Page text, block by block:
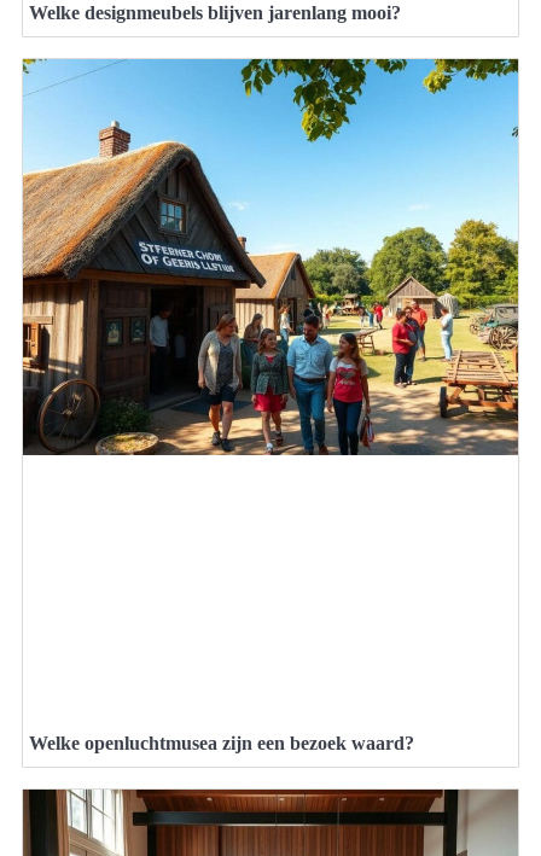
Welke designmeubels blijven jarenlang mooi?
Welke openluchtmusea zijn een bezoek waard?